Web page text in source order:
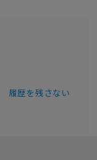
履歴を残さない